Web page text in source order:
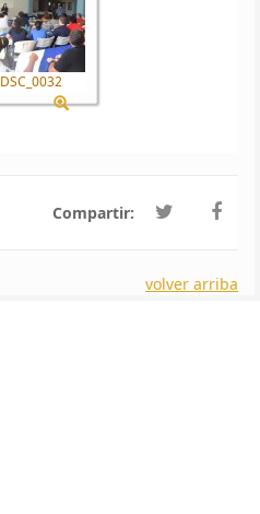
DSC_0032
Compartir:
volver arriba